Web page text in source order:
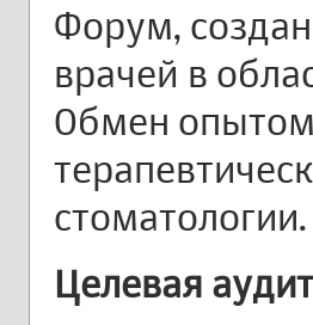
Форум,
врачей в
Обмен
стоматологии.
Целевая